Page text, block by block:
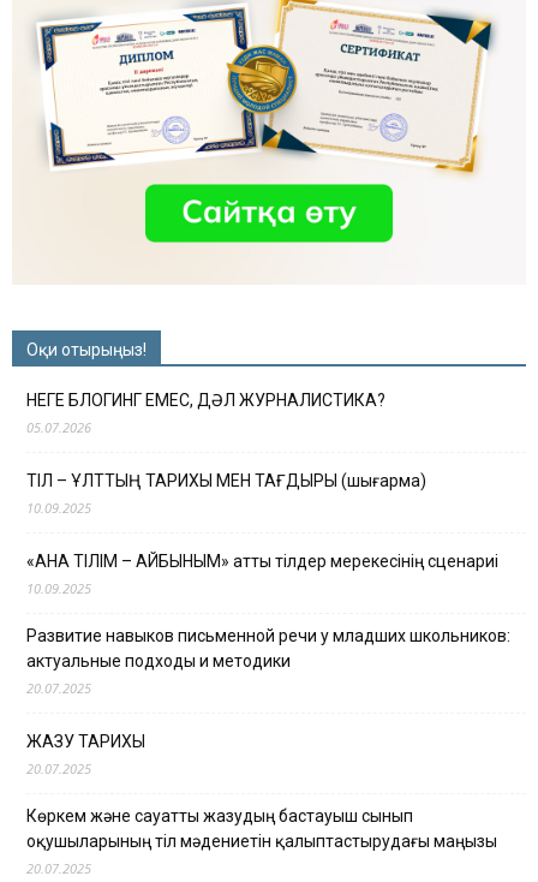
Оқи отырыңыз!
НЕГЕ БЛОГИНГ ЕМЕС, ДӘЛ ЖУРНАЛИСТИКА?
05.07.2026
ТІЛ – ҰЛТТЫҢ ТАРИХЫ МЕН ТАҒДЫРЫ (шығарма)
10.09.2025
«АНА ТІЛІМ – АЙБЫНЫМ» атты тілдер мерекесінің сценариі
10.09.2025
Развитие навыков письменной речи у младших школьников:
актуальные подходы и методики
20.07.2025
ЖАЗУ ТАРИХЫ
20.07.2025
Көркем және сауатты жазудың бастауыш сынып
оқушыларының тіл мәдениетін қалыптастырудағы маңызы
20.07.2025